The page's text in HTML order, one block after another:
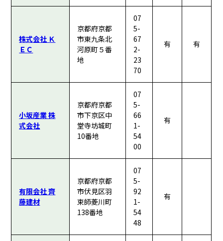
株式会社 Ｋ
ＥＣ
京都府京都
市東九条北
河原町５番
地
07
5-
67
2-
23
70
有 有
小坂産業 株
式会社
京都府京都
市下京区中
堂寺坊城町
10番地
07
5-
66
1-
54
00
有
有限会社 齊
藤建材
京都府京都
市伏見区羽
束師菱川町
138番地
07
5-
92
1-
54
48
有